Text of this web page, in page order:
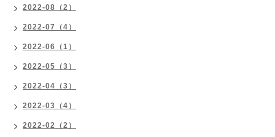
2022-08（2）
2022-07（4）
2022-06（1）
2022-05（3）
2022-04（3）
2022-03（4）
2022-02（2）